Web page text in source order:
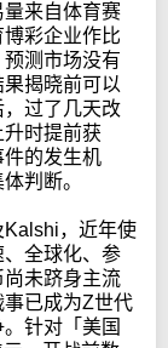
来自体育赛
彩企业作比
测市场没有
揭晓前可以
过了几天改
时提前获
的发生机
判断。
，近年使
全球化、参
未跻身主流
已成为Z世代
针对「美国